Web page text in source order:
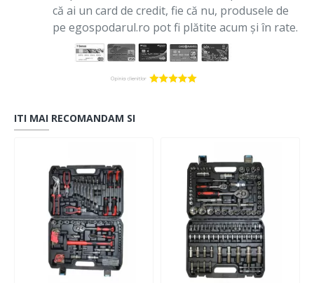
că ai un card de credit, fie că nu, produsele de
pe egospodarul.ro pot fi plătite acum și în rate.
ITI MAI RECOMANDAM SI